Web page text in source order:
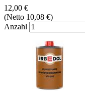
12,00 €
(Netto 10,08 €)
Anzahl